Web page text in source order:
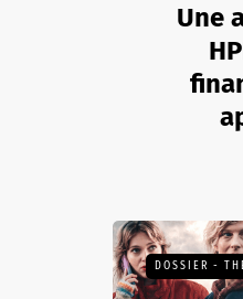
Une
DOSSIER -